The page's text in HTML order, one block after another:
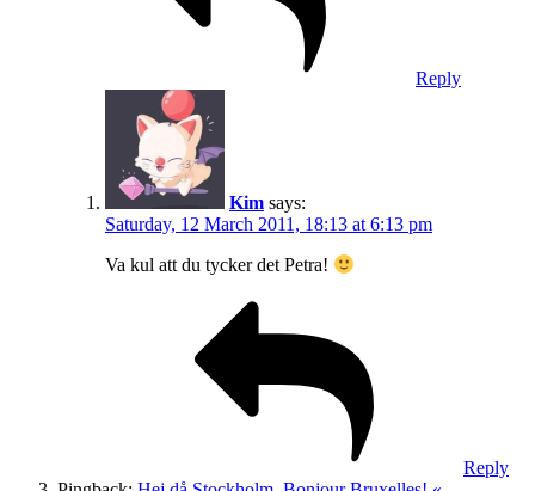
Reply
Kim says:
Saturday, 12 March 2011, 18:13 at 6:13 pm
Va kul att du tycker det Petra!
Reply